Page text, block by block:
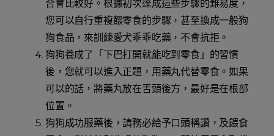
合會比較好。根據初次達成這些步驟的難易度，
您可以自行重複餵零食的步驟，甚至換成一般狗
狗食品，來訓練愛犬乖乖吃藥，不會抗拒。
狗狗養成了「下巴打開就能吃到零食」的習慣
後，您就可以進入正題，用藥丸代替零食。如果
可以的話，將藥丸放在舌頭後方，最好是在根部
位置。
狗狗成功服藥後，請務必給予口頭稱讚，及餵食